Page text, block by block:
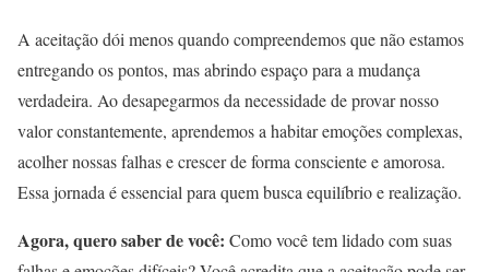
A aceitação dói menos quando compreendemos que não estamos
entregando os pontos, mas abrindo espaço para a mudança
verdadeira. Ao desapegarmos da necessidade de provar nosso
valor constantemente, aprendemos a habitar emoções complexas,
acolher nossas falhas e crescer de forma consciente e amorosa.
Essa jornada é essencial para quem busca equilíbrio e realização.
Agora, quero saber de você: Como você tem lidado com suas